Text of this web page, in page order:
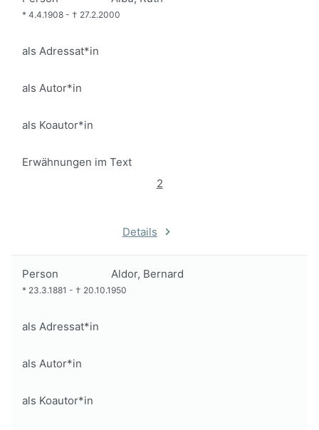
* 4.4.1908 - † 27.2.2000
als Adressat*in
als Autor*in
als Koautor*in
Erwähnungen im Text
2
Details
Person Aldor, Bernard
* 23.3.1881 - † 20.10.1950
als Adressat*in
als Autor*in
als Koautor*in